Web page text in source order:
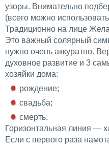
узоры. Внимательно
(всего можно
Традиционно на лице
Это важный солярный
нужно очень аккуратно.
духовное развитие и 3
хозяйки дома:
рождение;
свадьба;
смерть.
Горизонтальная линия —
Если с первого раза